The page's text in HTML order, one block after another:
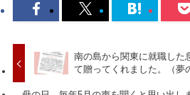
南の島から関東に就職した
て贈ってくれました。（夢